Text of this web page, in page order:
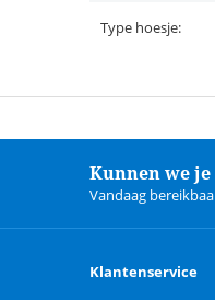
Type hoesje:
Kunnen we je
Vandaag
Klantenservice